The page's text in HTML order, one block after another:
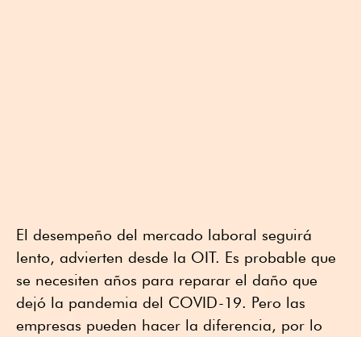
El desempeño del mercado laboral seguirá
lento, advierten desde la OIT. Es probable que
se necesiten años para reparar el daño que
dejó la pandemia del COVID-19. Pero las
empresas pueden hacer la diferencia, por lo